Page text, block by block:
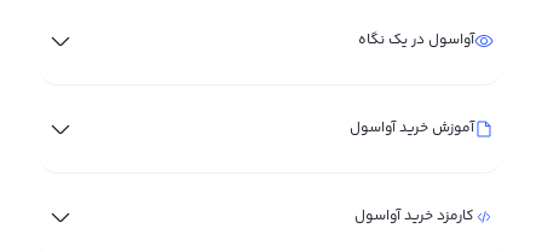
آواسول در یک نگاه
آموزش خرید آواسول
کارمزد خرید آواسول